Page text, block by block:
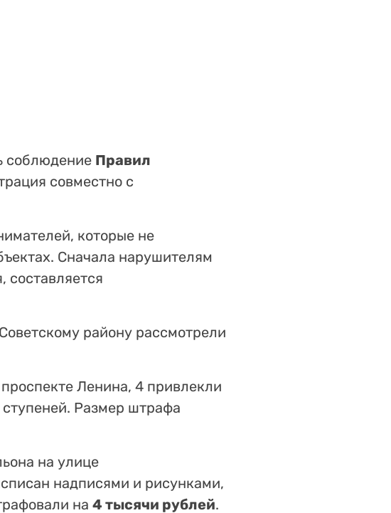
соблюдение Правил
совместно с
которые не
Сначала нарушителям
району рассмотрели
Ленина, 4 привлекли
Размер штрафа
на улице
надписями и рисунками,
на 4 тысячи рублей.